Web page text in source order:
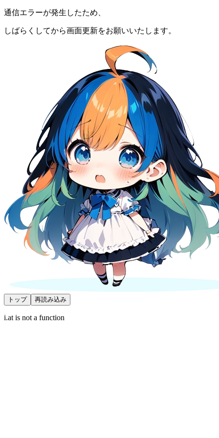
通信エラーが発生したため、
しばらくしてから画面更新をお願いいたします。
トップ 再読み込み
i.at is not a function